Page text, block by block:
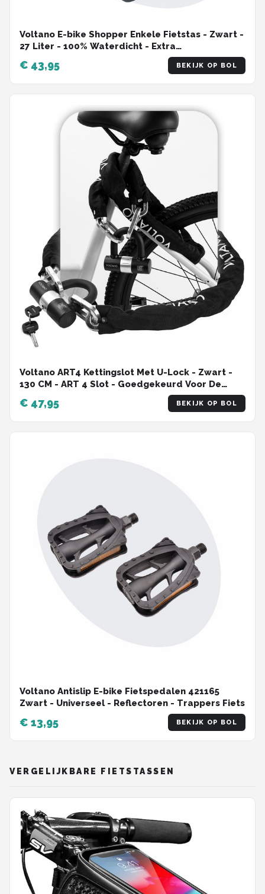
Voltano E-bike Shopper Enkele Fietstas - Zwart -
27 Liter - 100% Waterdicht - Extra
€ 43,95 BEKIJK OP BOL
Voltano ART4 Kettingslot Met U-Lock - Zwart -
130 CM - ART 4 Slot - Goedgekeurd Voor De
Fiets, Scooter en Motor Verzekering -
Scooterslot / Brommerslot / Motorslot
€ 47,95 BEKIJK OP BOL
Voltano Antislip E-bike Fietspedalen 421165
Zwart - Universeel - Reflectoren - Trappers Fiets
€ 13,95 BEKIJK OP BOL
VERGELIJKBARE FIETSTASSEN